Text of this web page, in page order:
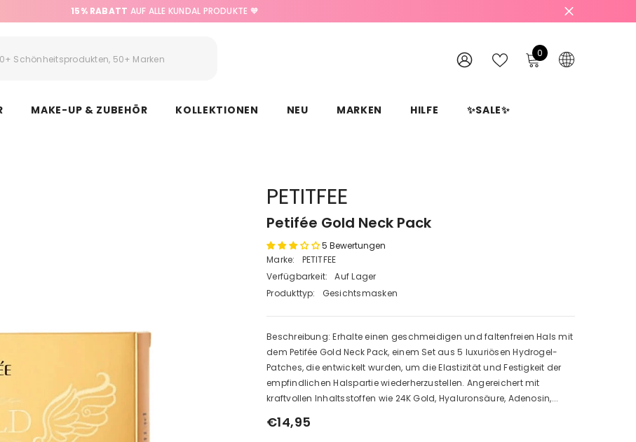
15% RABATT AUF ALLE KUNDAL PRODUKTE 🧡
0 0
Produkte
MAKE-UP & ZUBEHÖR KOLLEKTIONEN NEU MARKEN HILFE ✨SALE✨
PETITFEE
Petifée Gold Neck Pack
5 Bewertungen
Marke:
PETITFEE
Verfügbarkeit:
Auf Lager
Produkttyp:
Gesichtsmasken
Beschreibung: Erhalte einen geschmeidigen und faltenfreien Hals mit
dem Petifée Gold Neck Pack, einem Set aus 5 luxuriösen Hydrogel-
Patches, die entwickelt wurden, um die Elastizität und Festigkeit der
empfindlichen Halspartie wiederherzustellen. Angereichert mit
kraftvollen Inhaltsstoffen wie 24K Gold, Hyaluronsäure, Adenosin,...
€14,95